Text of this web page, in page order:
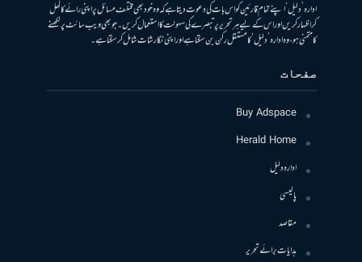
ادارہ ’دلیل‘ اپنے تمام قارئین کو اس بات کی دعوت دیتا ہے کہ وہ خود بھی مختلف مسائل پر اپنی رائے کا کھل
کر اظہار کریں اور اس کے لیے ہر تحریر پر تبصرے کی سہولت کا استعمال کریں۔ جو بھی ویب سائٹ پر لکھنے
کا متمنی ہو، وہ ادارہ ’دلیل‘ کا مستقل رکن بن سکتا ہے اور اپنی نگارشات شامل کرسکتا ہے۔
صفحات
Buy Adspace
Herald Home
ادارہ دلیل
پالیسی
مقاصد
ہدایات برائے تحریر